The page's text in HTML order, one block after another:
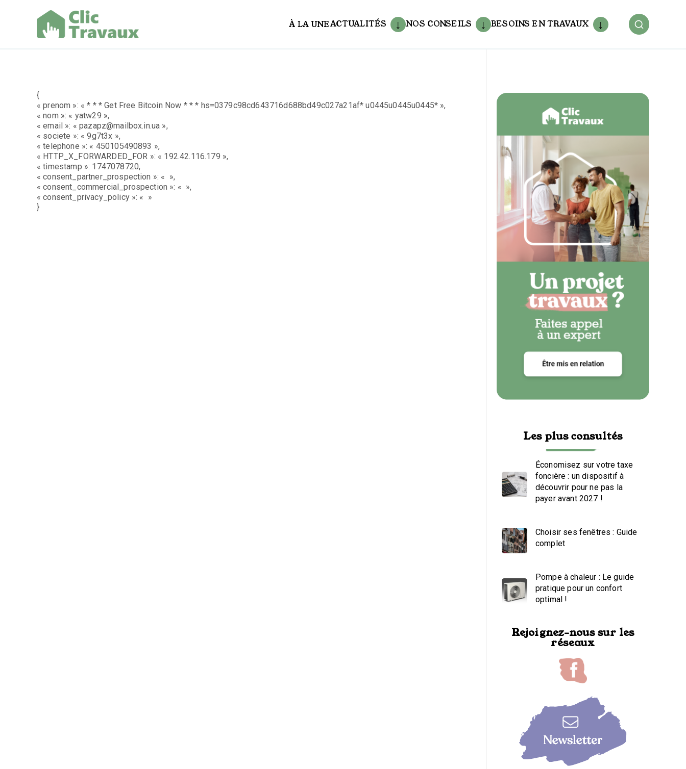
À LA UNEACTUALITÉS NOS CONSEILS BESOINS EN TRAVAUX
{
« prenom »: « * * * Get Free Bitcoin Now * * * hs=0379c98cd643716d688bd49c027a21af* u0445u0445u0445* »,
« nom »: « yatw29 »,
« email »: « pazapz@mailbox.in.ua »,
« societe »: « 9g7t3x »,
« telephone »: « 450105490893 »,
« HTTP_X_FORWARDED_FOR »: « 192.42.116.179 »,
« timestamp »: 1747078720,
« consent_partner_prospection »: « »,
« consent_commercial_prospection »: « »,
« consent_privacy_policy »: « »
}
Les plus consultés
Économisez sur votre taxe
foncière : un dispositif à
découvrir pour ne pas la
payer avant 2027 !
Choisir ses fenêtres : Guide
complet
Pompe à chaleur : Le guide
pratique pour un confort
optimal !
Rejoignez-nous sur les
réseaux